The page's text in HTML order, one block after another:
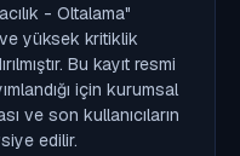
- Oltalama"
yüksek kritiklik
Bu kayıt resmi
için kurumsal
ve son kullanıcıların
edilir.